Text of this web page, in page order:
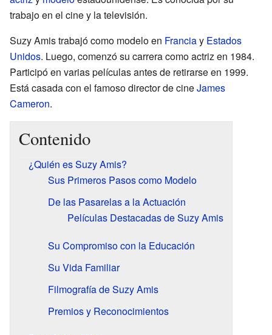
trabajo en el cine y la televisión.
Suzy Amis trabajó como modelo en Franciay Estados
Unidos. Luego, comenzó su carrera como actriz en 1984.
Participó en varias películas antes de retirarse en 1999.
Está casada con el famoso director de cineJames
Cameron.
Contenido
¿Quién es Suzy Amis?
Sus Primeros Pasos como Modelo
De las Pasarelas a la Actuación
Películas Destacadas de Suzy Amis
Su Compromiso con la Educación
Su Vida Familiar
Filmografía de Suzy Amis
Premios y Reconocimientos